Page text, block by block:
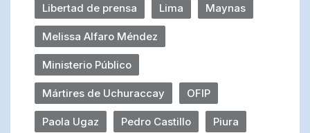
Libertad de prensa Lima Maynas
Melissa Alfaro Méndez
Ministerio Público
Mártires de Uchuraccay OFIP
Paola Ugaz Pedro Castillo Piura